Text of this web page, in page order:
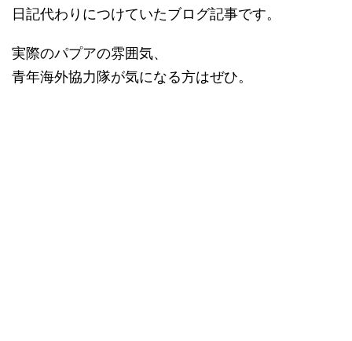
日記代わりにつけていたブログ記事です。
実際のパプアの雰囲気、
青年海外協力隊が気になる方はぜひ。